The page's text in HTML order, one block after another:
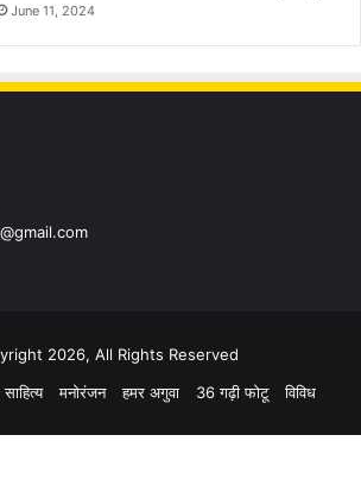
June 11, 2024
2026, All Rights Reserved
साहित्य मनोरंजन हमर अगुवा 36 गढ़ी फोटू विविध